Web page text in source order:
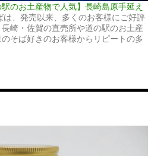
のお土産物で人気】長崎島原手延え
は、発売以来、多くのお客様にご好評
崎・佐賀の直売所や道の駅のお土産
そば好きのお客様からリピートの多